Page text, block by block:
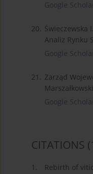
Google
20. Świeczewska
Analiz Rynku
Google
21. Zarząd
Google
CITATIONS
1.
Rebirth of